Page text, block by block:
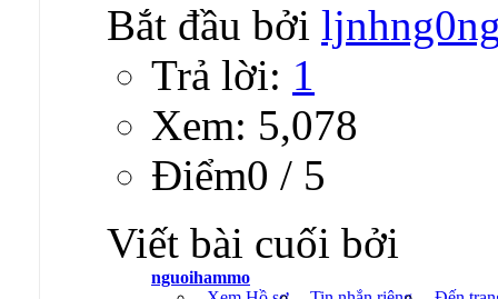
Bắt đầu bởi
Trả lời: 1
Xem: 5,078
Ðiểm0 / 5
Viết bài cuối bởi
nguoihammo